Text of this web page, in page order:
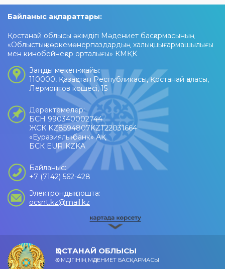
Байланыс ақпараттары:
Қостанай облысы әкімдігі Мәдениет басқармасының
«Облыстық көркемөнерпаздардың халық шығармашылығы
мен кинобейнеқор орталығы» КМҚК
Заңды мекен-жайы:
110000, Қазақстан Республикасы, Қостанай қаласы,
Лермонтов көшесі, 15
Деректемелер:
БСН 990340002744
ЖСК KZ8594807KZT22031664
«Еуразиялық банк» АҚ
БСК EURIKZKA
Байланыс:
+7 (7142) 562-428
Электрондық пошта:
ocsnt.kz@mail.kz
ҚОСТАНАЙ ОБЛЫСЫ
ӘКІМДІГІНІҢ МӘДЕНИЕТ БАСҚАРМАСЫ